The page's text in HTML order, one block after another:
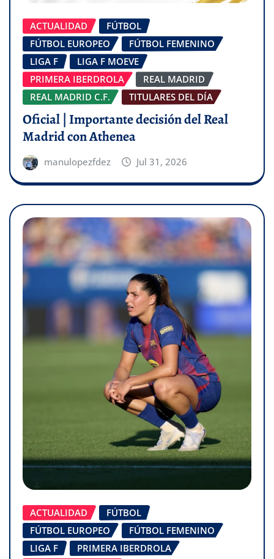
ACTUALIDAD
FÚTBOL
FÚTBOL EUROPEO
FÚTBOL FEMENINO
LIGA F
LIGA F MOEVE
PRIMERA IBERDROLA
REAL MADRID
REAL MADRID C.F.
TITULARES DEL DÍA
Oficial | Importante decisión del Real
Madrid con Athenea
manulopezfdez Jul 31, 2026
ACTUALIDAD
FÚTBOL
FÚTBOL EUROPEO
FÚTBOL FEMENINO
LIGA F
PRIMERA IBERDROLA